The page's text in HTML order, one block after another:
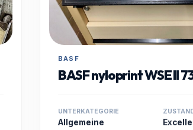
BASF
BASF nyloprint WSE II
UNTERKATEGORIE
Allgemeine